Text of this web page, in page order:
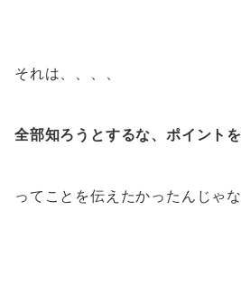
それは、、、、
全部知ろうとするな、ポイント
ってことを伝えたかったんじゃ